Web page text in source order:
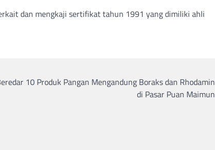
dan mengkaji sertifikat tahun 1991 yang dimiliki ahli
10 Produk Pangan Mengandung Boraks dan Rhodamin
di Pasar Puan Maimun